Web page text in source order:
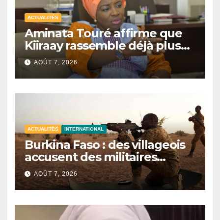
ACTUALITÉS
Aminata Touré affirme que
Kiiraay rassemble déjà plus
de la moitié des maires du
Sénégal
AOÛT 7, 2026
ACTUALITÉS INTERNATIONAL
Burkina Faso : des villageois
accusent des militaires
d’avoir tué au moins 48 civils
après une attaque terroriste
AOÛT 7, 2026